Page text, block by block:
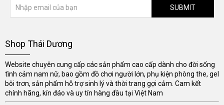
SUBMIT
Shop Thái Dương
Website chuyên cung cấp các sản phẩm cao cấp dành cho đời sống
tình cảm nam nữ, bao gồm đồ chơi người lớn, phụ kiện phòng the, gel
bôi trơn, sản phẩm hỗ trợ sinh lý và thời trang gợi cảm. Cam kết
chính hãng, kín đáo và uy tín hàng đầu tại Việt Nam